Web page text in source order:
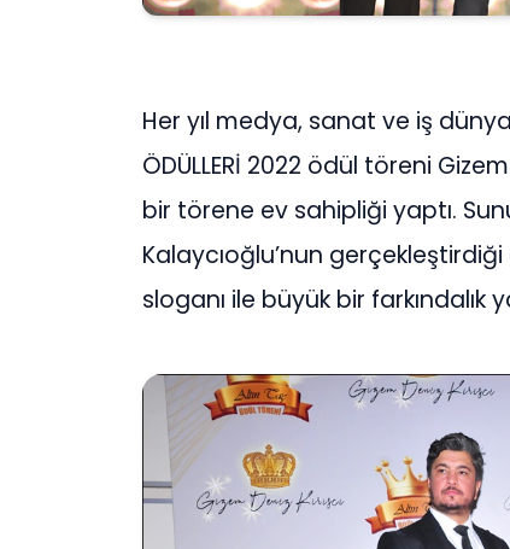
Her yıl medya, sanat ve iş
ÖDÜLLERİ 2022 ödül töreni
bir törene ev sahipliği yaptı.
Kalaycıoğlu’nun gerçekleştirdiği
sloganı ile büyük bir farkındalık